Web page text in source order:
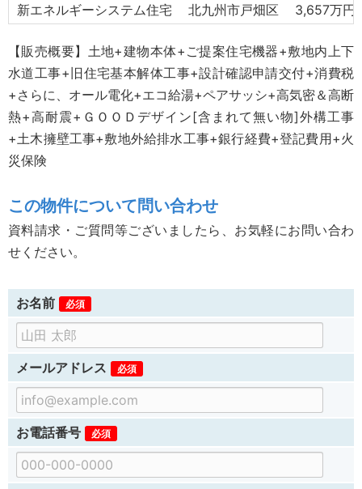
新エネルギーシステム住宅
北九州市戸畑区 3,657万円
【販売概要】土地+建物本体+ご提案住宅機器+敷地内上下
水道工事+旧住宅基本解体工事+設計確認申請交付+消費税
+さらに、オール電化+エコ給湯+ペアサッシ+高気密＆高断
熱+高耐震+ＧＯＯＤデザイン[含まれて無い物]外構工事
+土木擁壁工事+敷地外給排水工事+銀行経費+登記費用+火
災保険
この物件について問い合わせ
資料請求・ご質問等ございましたら、お気軽にお問い合わ
せください。
お名前 必須
メールアドレス 必須
お電話番号 必須